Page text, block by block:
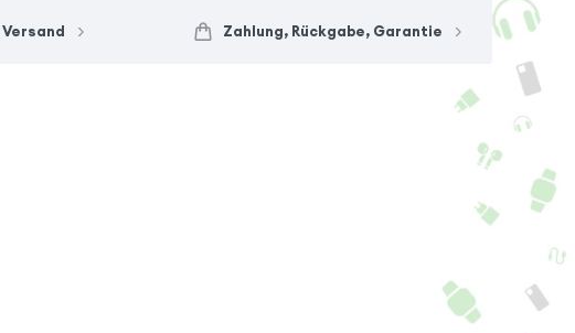
Zahlung, Rückgabe, Garantie